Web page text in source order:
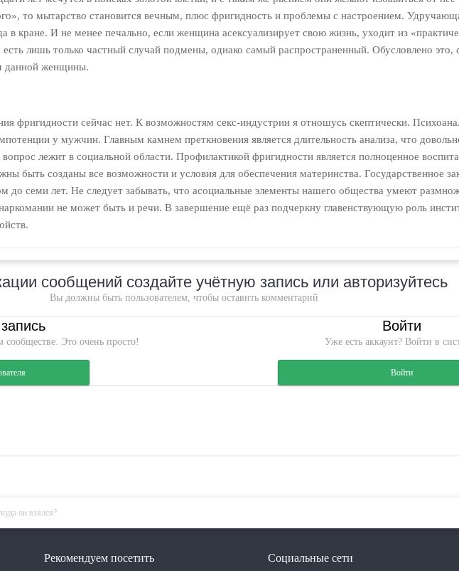
то мытарство становится вечным, плюс фригидность и проблемы с настроением.
в кране. И не менее печально, если женщина асексуализирует свою жизнь, уходит из
лишь только частный случай подмены, однако самый распространенный. Обусловлено это,
данной женщины.
фригидности сейчас нет. К возможностям секс-индустрии я отношусь скептически.
у мужчин. Главным камнем преткновения является длительность анализа, что
лежит в социальной области. Профилактикой фригидности является полноценное
быть созданы все возможности и условия для обеспечения материнства. Государственное
до семи лет. Не следует забывать, что асоциальные элементы нашего общества умеют
не может быть и речи. В завершение ещё раз подчеркну главенствующую роль
сообщений создайте учётную запись или авторизуйтесь
Вы должны быть пользователем, чтобы оставить комментарий
Это очень просто!
Войти
Уже есть аккаунт? Войти в
Войти
он взялся?
Рекомендуем посетить Социальные сети